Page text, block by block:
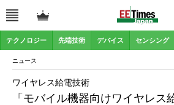
テクノロジー 先端技術 デバイス センシング
ニュース
「モバイル機器向けワイヤレス
ワイヤレス給電技術